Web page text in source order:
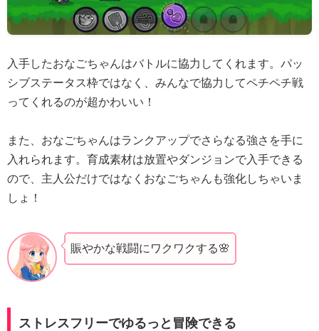
入手したおなごちゃんはバトルに協力してくれます。パッ
シブステータス枠ではなく、みんなで協力してペチペチ戦
ってくれるのが超かわいい！
また、おなごちゃんはランクアップでさらなる強さを手に
入れられます。育成素材は放置やダンジョンで入手できる
ので、主人公だけではなくおなごちゃんも強化しちゃいま
しょ！
賑やかな戦闘にワクワクする🌸
ストレスフリーでゆるっと冒険できる